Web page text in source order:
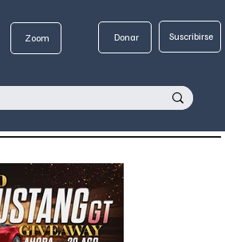
Zoom Donar Suscribirse